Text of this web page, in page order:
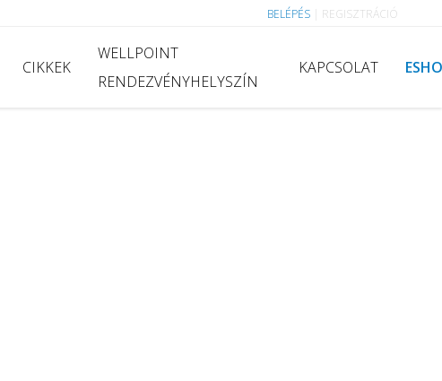
BELÉPÉS REGISZTRÁCIÓ
CIKKEK
WELLPOINT
RENDEZVÉNYHELYSZÍN
KAPCSOLAT